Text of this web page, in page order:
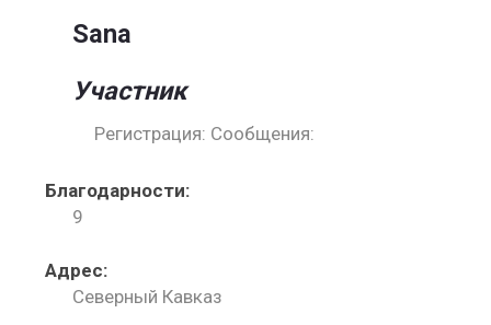
Sana
Участник
Регистрация: Сообщения:
Благодарности:
9
Адрес:
Северный Кавказ